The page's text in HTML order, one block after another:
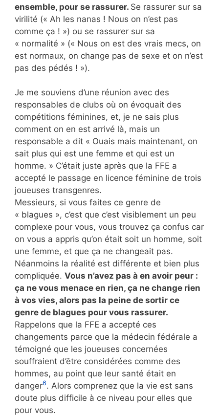
ensemble, pour se rassurer. Se rassurer sur sa
virilité (« Ah les nanas ! Nous on n’est pas
comme ça ! ») ou se rassurer sur sa
« normalité » (« Nous on est des vrais mecs, on
est normaux, on change pas de sexe et on n’est
pas des pédés ! »).
Je me souviens d’une réunion avec des
responsables de clubs où on évoquait des
compétitions féminines, et, je ne sais plus
comment on en est arrivé là, mais un
responsable a dit « Ouais mais maintenant, on
sait plus qui est une femme et qui est un
homme. » C’était juste après que la FFE a
accepté le passage en licence féminine de trois
joueuses transgenres.
Messieurs, si vous faites ce genre de
« blagues », c’est que c’est visiblement un peu
complexe pour vous, vous trouvez ça confus car
on vous a appris qu’on était soit un homme, soit
une femme, et que ça ne changeait pas.
Néanmoins la réalité est différente et bien plus
compliquée. Vous n’avez pas à en avoir peur :
ça ne vous menace en rien, ça ne change rien
à vos vies, alors pas la peine de sortir ce
genre de blagues pour vous rassurer.
Rappelons que la FFE a accepté ces
changements parce que la médecin fédérale a
témoigné que les joueuses concernées
souffraient d’être considérées comme des
hommes, au point que leur santé était en
danger6. Alors comprenez que la vie est sans
doute plus difficile à ce niveau pour elles que
pour vous.